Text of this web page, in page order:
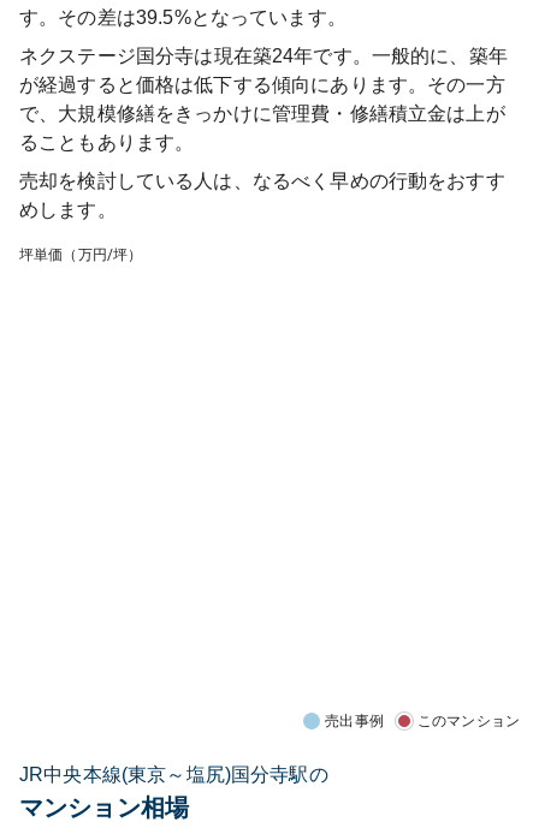
す。その差は39.5%となっています。
ネクステージ国分寺は現在築24年です。一般的に、築年
が経過すると価格は低下する傾向にあります。その一方
で、大規模修繕をきっかけに管理費・修繕積立金は上が
ることもあります。
売却を検討している人は、なるべく早めの行動をおすす
めします。
坪単価（万円/坪）
売出事例 このマンション
JR中央本線(東京～塩尻)国分寺駅の
マンション相場